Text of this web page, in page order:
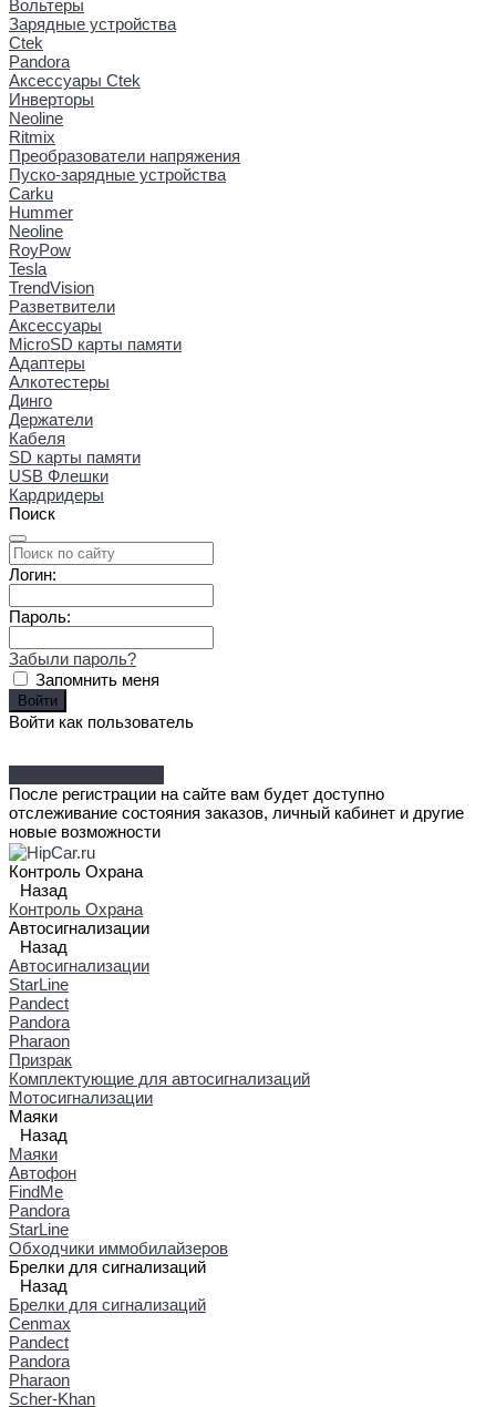
Вольтеры
Зарядные устройства
Ctek
Pandora
Аксессуары Ctek
Инверторы
Neoline
Ritmix
Преобразователи напряжения
Пуско-зарядные устройства
Carku
Hummer
Neoline
RoyPow
Tesla
TrendVision
Разветвители
Аксессуары
MicroSD карты памяти
Адаптеры
Алкотестеры
Динго
Держатели
Кабеля
SD карты памяти
USB Флешки
Кардридеры
Поиск
Логин:
Пароль:
Забыли пароль?
Запомнить меня
Войти как пользователь
После регистрации на сайте вам будет доступно
отслеживание состояния заказов, личный кабинет и другие
новые возможности
Контроль Охрана
Назад
Контроль Охрана
Автосигнализации
Назад
Автосигнализации
StarLine
Pandect
Pandora
Pharaon
Призрак
Комплектующие для автосигнализаций
Мотосигнализации
Маяки
Назад
Маяки
Автофон
FindMe
Pandora
StarLine
Обходчики иммобилайзеров
Брелки для сигнализаций
Назад
Брелки для сигнализаций
Cenmax
Pandect
Pandora
Pharaon
Scher-Khan